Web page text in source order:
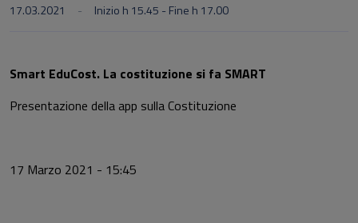
17.03.2021 Inizio h 15.45 - Fine h 17.00
Smart EduCost. La costituzione si fa SMART
Presentazione della app sulla Costituzione
17 Marzo 2021 - 15:45